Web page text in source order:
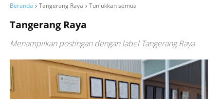
Beranda Tangerang Raya Tunjukkan semua
Tangerang Raya
Menampilkan postingan dengan label Tangerang Raya